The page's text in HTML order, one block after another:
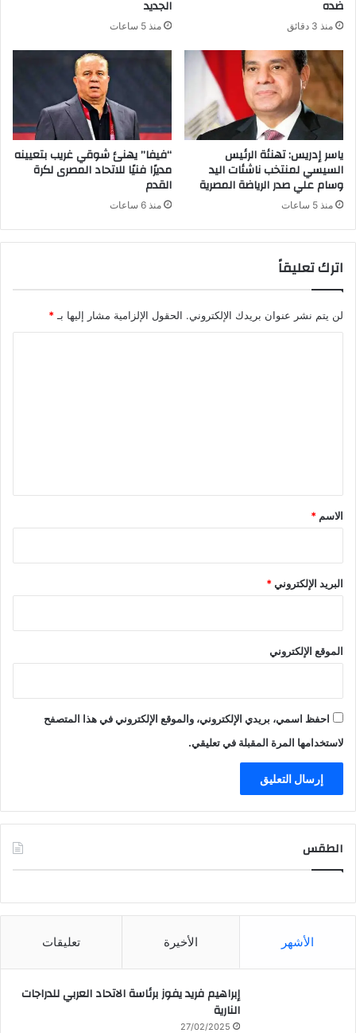
ضده
منذ 3 دقائق
الجديد
منذ 5 ساعات
ياسر إدريس: تهنئة الرئيس
السيسي لمنتخب ناشئات اليد
وسام علي صدر الرياضة المصرية
منذ 5 ساعات
“فيفا” يهنئ شوقي غريب بتعيينه
مديرًا فنيًا للاتحاد المصرى لكرة
القدم
منذ 6 ساعات
اترك تعليقاً
لن يتم نشر عنوان بريدك الإلكتروني. الحقول الإلزامية مشار إليها بـ *
*
الاسم *
البريد الإلكتروني*
الموقع الإلكتروني
احفظ اسمي، بريدي الإلكتروني، والموقع الإلكتروني في هذا المتصفح
لاستخدامها المرة المقبلة في تعليقي.
الطقس
الأشهر الأخيرة تعليقات
إبراهيم فريد يفوز برئاسة الاتحاد العربي للدراجات
النارية
27/02/2025